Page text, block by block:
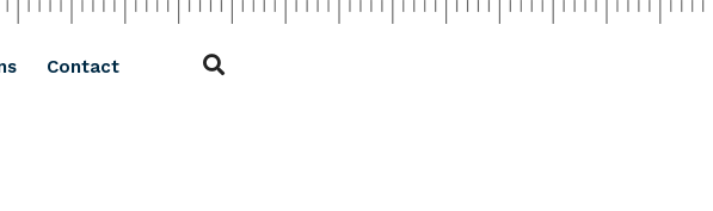
Contact